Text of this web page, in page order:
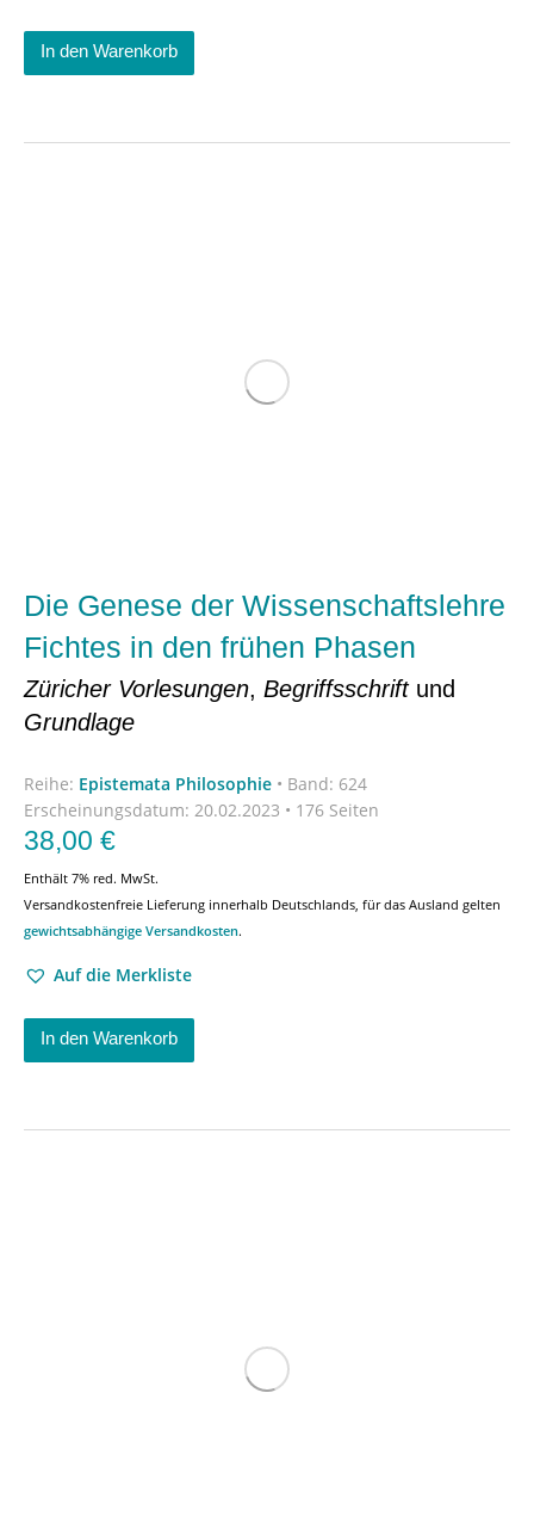
In den Warenkorb
Die Genese der Wissenschaftslehre
Fichtes in den frühen Phasen
Züricher Vorlesungen, Begriffsschriftund
Grundlage
Reihe: Epistemata Philosophie • Band: 624
Erscheinungsdatum: 20.02.2023 • 176 Seiten
38,00 €
Enthält 7% red. MwSt.
Versandkostenfreie Lieferung innerhalb Deutschlands, für das Ausland gelten
gewichtsabhängige Versandkosten.
Auf die Merkliste
In den Warenkorb